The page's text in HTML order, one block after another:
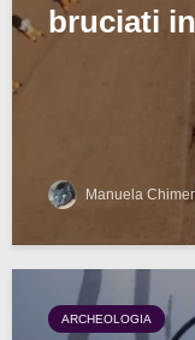
bruciati
Manuela
ARCHEOLOGIA